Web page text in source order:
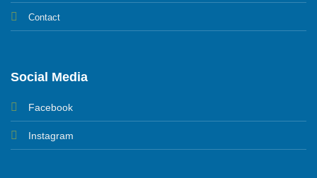
Contact
Social Media
Facebook
Instagram